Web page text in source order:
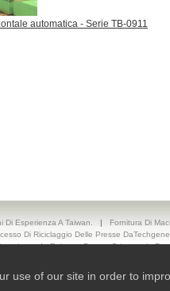
automatica - Serie TB-0911
Esperienza A Taiwan. | Fornitura Di
Di Riciclaggio Delle Presse
|Robusta Pressa Orizzontale
use of our site in order to